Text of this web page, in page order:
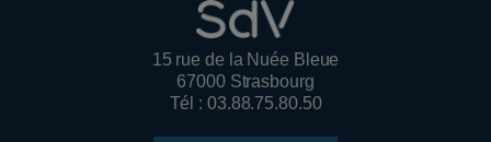
15 rue de la Nuée Bleue
67000 Strasbourg
Tél : 03.88.75.80.50